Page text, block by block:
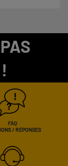
FAQ
/ RÉPONSES